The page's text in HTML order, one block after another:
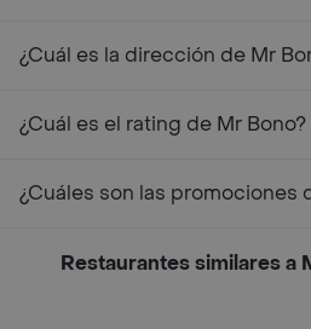
¿Cuál es la dirección de Mr
¿Cuál es el rating de Mr Bono?
¿Cuáles son las promociones
Restaurantes similares a